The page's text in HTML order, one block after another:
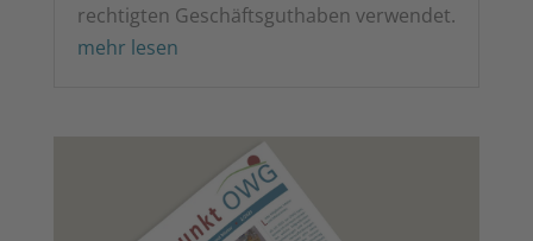
rech­tig­ten Geschäfts­gut­ha­ben verwendet.
mehr lesen